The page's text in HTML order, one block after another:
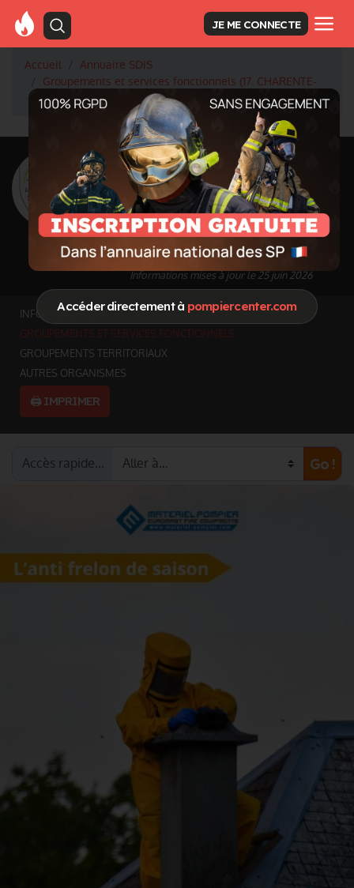
Accéder directement à pompiercenter.com
JE ME CONNECTE
Accueil
Annuaire SDIS
Groupements et services fonctionnels (17. CHARENTE-
MARITIME)
<Retour à la liste des SDIS
SDIS Charente-
Maritime à Périgny
(17)
DépartementCHARENTE-MARITIME
6864 km² - 655709 habitants
Informations mises à jour le 25 juin 2026
INFOS GÉNÉRALES
GROUPEMENTS ET SERVICES FONCTIONNELS
GROUPEMENTS TERRITORIAUX
AUTRES ORGANISMES
🖨️ IMPRIMER
Accès rapide… Go !